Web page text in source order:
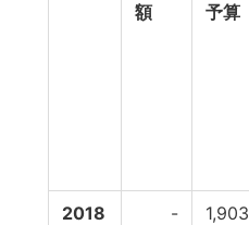
額
予算
2018 - 1,903